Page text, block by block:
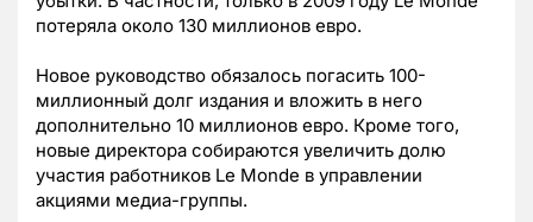
потеряла около 130 миллионов евро.
Новое руководство обязалось погасить 100-
миллионный долг издания и вложить в него
дополнительно 10 миллионов евро. Кроме того,
новые директора собираются увеличить долю
участия работников Le Monde в управлении
акциями медиа-группы.